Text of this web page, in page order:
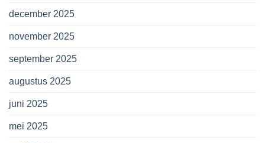
december 2025
november 2025
september 2025
augustus 2025
juni 2025
mei 2025